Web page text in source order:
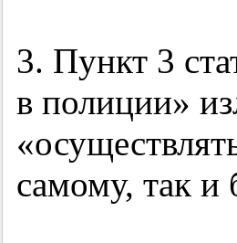
3. Пункт 3
в полиции»
самому, так и